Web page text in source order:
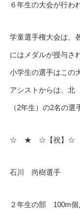
６年生の大会が行わ
学童選手権大会は、
にはメダルが授与さ
小学生の選手はこの
アシストからは、
（2年生）の2名の選
☆ ★ ☆【祝】
石川 尚樹選手
２年生の部 100m